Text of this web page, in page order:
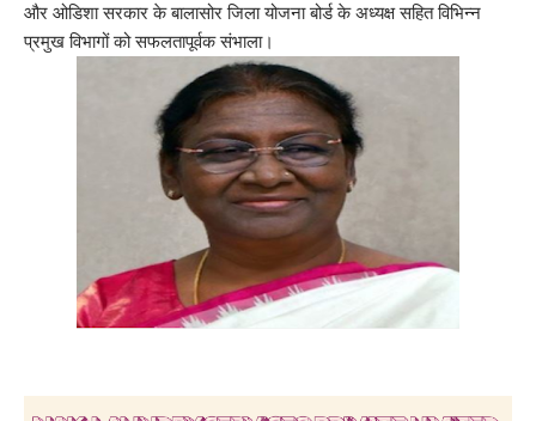
और ओडिशा सरकार के बालासोर जिला योजना बोर्ड के अध्यक्ष सहित विभिन्न
प्रमुख विभागों को सफलतापूर्वक संभाला।